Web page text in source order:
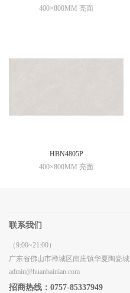
400×800MM 亮面
HBN4805P
400×800MM 亮面
联系我们
（9:00~21:00）
广东省佛山市禅城区南庄镇华夏陶瓷城
admin@huanbainian.com
招商热线：0757-85337949